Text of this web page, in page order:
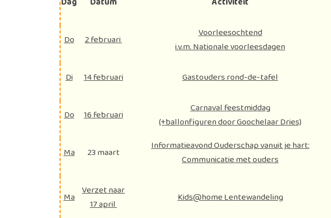
Do 2 februari
Voorleesochtend
i.v.m. Nationale voorleesdagen
Di 14 februari Gastouders rond-de-tafel
Do 16 februari
Carnaval feestmiddag
(+ballonfiguren door Goochelaar Dries)
Ma 23 maart
Informatieavond Ouderschap vanuit je hart:
Communicatie met ouders
Ma Verzet naar
17 april
Kids@home Lentewandeling